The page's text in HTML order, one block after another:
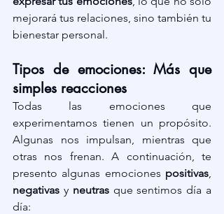
mejorará tus relaciones, sino también tu
bienestar personal.
Tipos de emociones: Más que
simples reacciones
Todas las emociones que
experimentamos tienen un propósito.
Algunas nos impulsan, mientras que
otras nos frenan. A continuación, te
presento algunas emociones positivas
negativas y neutras que sentimos día a
día: